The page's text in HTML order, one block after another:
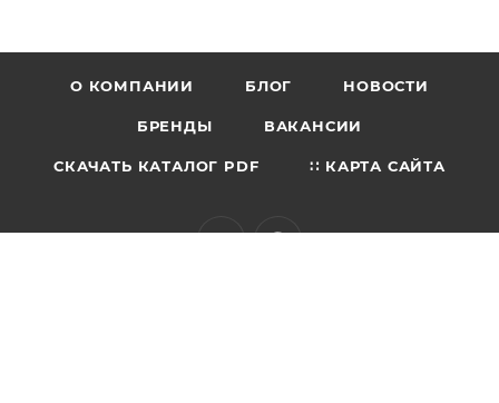
О КОМПАНИИ БЛОГ НОВОСТИ
БРЕНДЫ ВАКАНСИИ
СКАЧАТЬ КАТАЛОГ PDF ∷ КАРТА САЙТА